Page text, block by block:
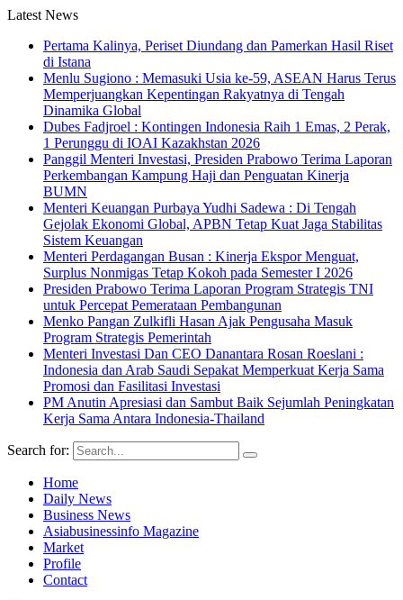
Latest News
Pertama Kalinya, Periset Diundang dan Pamerkan Hasil Riset
di Istana
Menlu Sugiono : Memasuki Usia ke-59, ASEAN Harus Terus
Memperjuangkan Kepentingan Rakyatnya di Tengah
Dinamika Global
Dubes Fadjroel : Kontingen Indonesia Raih 1 Emas, 2 Perak,
1 Perunggu di IOAI Kazakhstan 2026
Panggil Menteri Investasi, Presiden Prabowo Terima Laporan
Perkembangan Kampung Haji dan Penguatan Kinerja
BUMN
Menteri Keuangan Purbaya Yudhi Sadewa : Di Tengah
Gejolak Ekonomi Global, APBN Tetap Kuat Jaga Stabilitas
Sistem Keuangan
Menteri Perdagangan Busan : Kinerja Ekspor Menguat,
Surplus Nonmigas Tetap Kokoh pada Semester I 2026
Presiden Prabowo Terima Laporan Program Strategis TNI
untuk Percepat Pemerataan Pembangunan
Menko Pangan Zulkifli Hasan Ajak Pengusaha Masuk
Program Strategis Pemerintah
Menteri Investasi Dan CEO Danantara Rosan Roeslani :
Indonesia dan Arab Saudi Sepakat Memperkuat Kerja Sama
Promosi dan Fasilitasi Investasi
PM Anutin Apresiasi dan Sambut Baik Sejumlah Peningkatan
Kerja Sama Antara Indonesia-Thailand
Search for:
Home
Daily News
Business News
Asiabusinessinfo Magazine
Market
Profile
Contact